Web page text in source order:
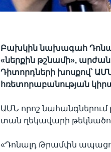
Բախկին նախագահ
«ներքին թշնամի»,
Դիտորդների խոսքով՝
հռետորաբանության
ԱՄՆ որոշ
տան ղեկավարի
«Դոնալդ Թրամփն